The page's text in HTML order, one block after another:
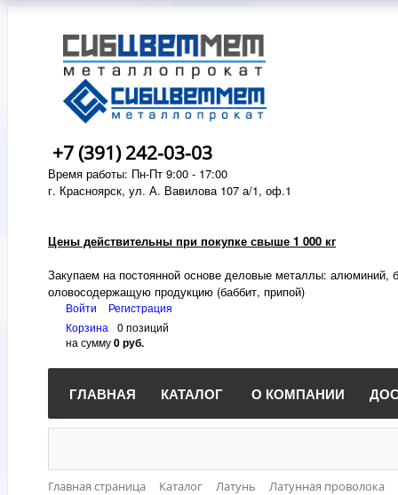
+7 (391) 242-03-03
Время работы: Пн-Пт 9:00 - 17:00
г. Красноярск, ул. А. Вавилова 107 а/1, оф.1
Цены действительны при покупке свыше 1 000 кг
Закупаем на постоянной основе деловые металлы: алюминий,
оловосодержащую продукцию (баббит, припой)
Войти
Регистрация
Корзина
0 позиций
на сумму0 руб.
ГЛАВНАЯ КАТАЛОГ О КОМПАНИИ
Главная страница Каталог Латунь Латунная проволока